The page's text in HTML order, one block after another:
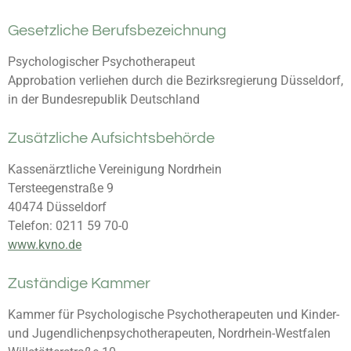
Gesetzliche Berufsbezeichnung
Psychologischer Psychotherapeut
Approbation verliehen durch die Bezirksregierung Düsseldorf,
in der Bundesrepublik Deutschland
Zusätzliche Aufsichtsbehörde
Kassenärztliche Vereinigung Nordrhein
Tersteegenstraße 9
40474 Düsseldorf
Telefon: 0211 59 70-0
www.kvno.de
Zuständige Kammer
Kammer für Psychologische Psychotherapeuten und Kinder-
und Jugendlichenpsychotherapeuten, Nordrhein-Westfalen